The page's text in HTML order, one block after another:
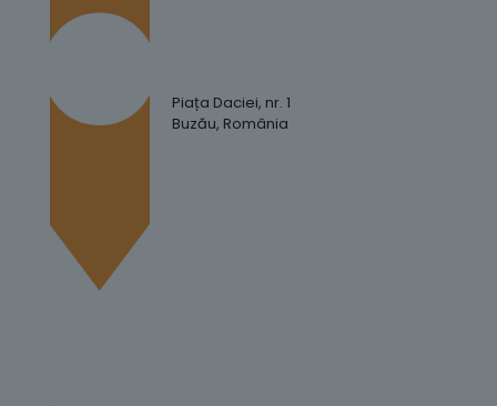
Piața Daciei, nr. 1
Buzău, România